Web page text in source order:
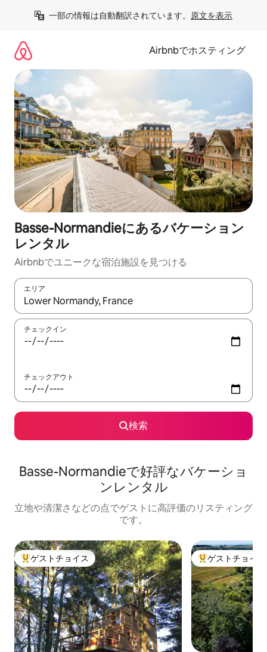
一部の情報は自動翻訳されています。 原文を表示
Airbnbでホスティング
Basse-Normandieにあるバケーション
レンタル
Airbnbでユニークな宿泊施設を見つける
エリア
検索結果が表示されたら、上下の矢印キーを使って移動するか
チェックイン
チェックアウト
検索
Basse-Normandieで好評なバケーショ
ンレンタル
立地や清潔さなどの点でゲストに高評価のリスティング
です。
大好評のゲストチョイスです。
ゲストチョイス 大好評のゲスト
ゲストチョイス